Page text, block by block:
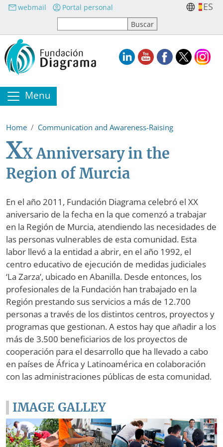
Skip to main content
webmail Portal personal ES
Menu
Home Communication and Awareness-Raising
XX Anniversary in the
Region of Murcia
En el año 2011, Fundación Diagrama celebró el XX
aniversario de la fecha en la que comenzó a trabajar
en la Región de Murcia, atendiendo las necesidades de
las personas vulnerables de esta comunidad. Esta
labor llevó a la entidad a abrir, en el año 1992, el
centro educativo de ejecución de medidas judiciales
‘La Zarza’, ubicado en Abanilla. Desde entonces, los
profesionales de la Fundación han trabajado en la
Región prestando sus servicios a más de 12.700
personas a través de los distintos centros, proyectos y
programas que gestionan. A estos hay que añadir a los
más de 3.500 beneficiarios de los proyectos de
cooperación para el desarrollo que ha llevado a cabo
en países de África y Latinoamérica en colaboración
con las administraciones públicas de esta comunidad.
IMAGE GALLEY